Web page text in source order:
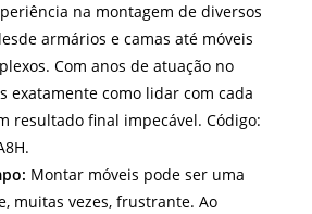
na montagem de diversos
armários e camas até móveis
Com anos de atuação no
exatamente como lidar com cada
resultado final impecável. Código:
Montar móveis pode ser uma
muitas vezes, frustrante. Ao